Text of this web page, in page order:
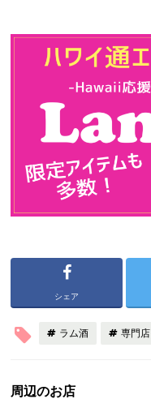
シェア
ラム酒 専門店
周辺のお店